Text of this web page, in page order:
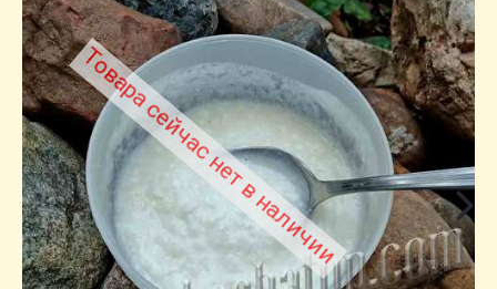
Товара сейчас нет в наличии